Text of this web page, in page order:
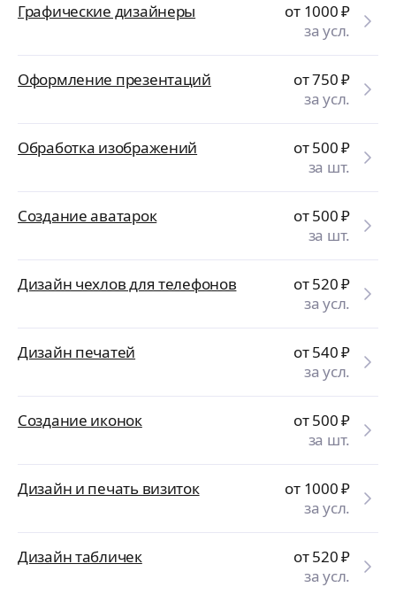
Графические дизайнеры от 1000₽
за усл.
Оформление презентаций от 750₽
за усл.
Обработка изображений от 500₽
за шт.
Создание аватарок от 500₽
за шт.
Дизайн чехлов для телефонов от 520₽
за усл.
Дизайн печатей от 540₽
за усл.
Создание иконок от 500₽
за шт.
Дизайн и печать визиток от 1000₽
за усл.
Дизайн табличек от 520₽
за усл.